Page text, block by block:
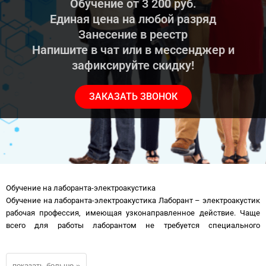
Обучение от 3 200 руб.
Единая цена на любой разряд
Занесение в реестр
Напишите в чат или в мессенджер и
зафиксируйте скидку!
ЗАКАЗАТЬ ЗВОНОК
Обучение на лаборанта-электроакустика
Обучение на лаборанта-электроакустика Лаборант – электроакустик
рабочая профессия, имеющая узконаправленное действие. Чаще
всего для работы лаборантом не требуется специального
лаборанта – электроакустика для устройства на работу не